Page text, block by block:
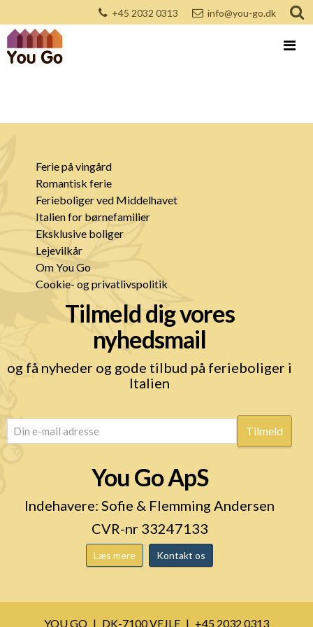
+45 2032 0313 info@you-go.dk
Ferie på vingård
Romantisk ferie
Ferieboliger ved Middelhavet
Italien for børnefamilier
Eksklusive boliger
Lejevilkår
Om You Go
Cookie- og privatlivspolitik
Tilmeld dig vores
nyhedsmail
og få nyheder og gode tilbud på ferieboliger i
Italien
(Påkrævet)
You Go ApS
Indehavere: Sofie & Flemming Andersen
CVR-nr 33247133
Læs mere Kontakt os
YOU GO DK-7100 VEJLE +45 2032 0313